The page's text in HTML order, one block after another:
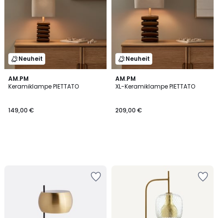
Neuheit
AM.PM
Keramiklampe PIETTATO
149,00 €
Neuheit
AM.PM
XL-Keramiklampe PIETTATO
209,00 €